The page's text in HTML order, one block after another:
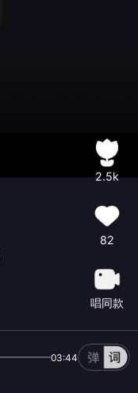
2.5k
82
唱同款
03:44